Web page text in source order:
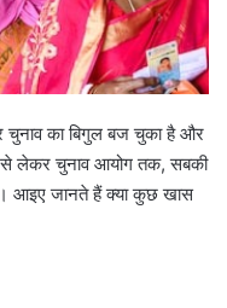
चुनाव का बिगुल बज चुका है और
से लेकर चुनाव आयोग तक, सबकी
हैं। आइए जानते हैं क्या कुछ खास